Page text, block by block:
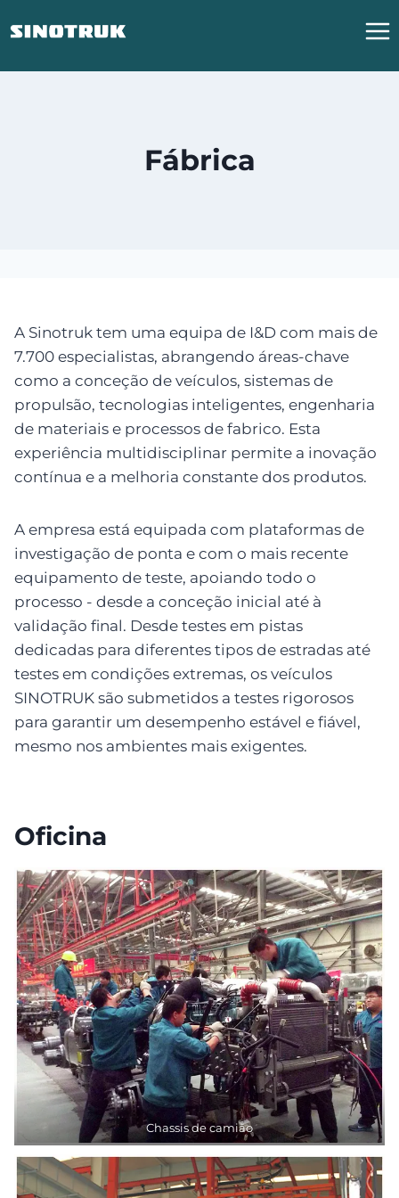
para
Fábrica
A Sinotruk tem uma equipa de I&D com mais de
7.700 especialistas, abrangendo áreas-chave
como a conceção de veículos, sistemas de
propulsão, tecnologias inteligentes, engenharia
de materiais e processos de fabrico. Esta
experiência multidisciplinar permite a inovação
contínua e a melhoria constante dos produtos.
A empresa está equipada com plataformas de
investigação de ponta e com o mais recente
equipamento de teste, apoiando todo o
processo - desde a conceção inicial até à
validação final. Desde testes em pistas
dedicadas para diferentes tipos de estradas até
testes em condições extremas, os veículos
SINOTRUK são submetidos a testes rigorosos
para garantir um desempenho estável e fiável,
mesmo nos ambientes mais exigentes.
Oficina
Chassis de camião